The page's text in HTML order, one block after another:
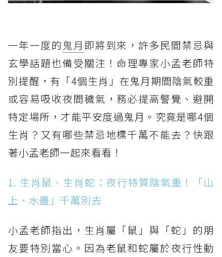
一年一度的 鬼月 即將到來，許多民間禁忌與
玄學話題也備受關注！命理專家小孟老師特
別提醒，有「4個生肖」在鬼月期間陰氣較重
或容易吸收夜間穢氣，務必提高警覺、避開
特定場所，才能平安度過鬼月。究竟是哪4個
生肖？又有哪些禁忌地標千萬不能去？快跟
著小孟老師一起來看看！
1. 生肖鼠、生肖蛇：夜行特質陰氣重！「山
上、水邊」千萬別去
小孟老師指出，生肖屬「鼠」與「蛇」的朋
友要特別當心。因為老鼠和蛇屬於夜行性動